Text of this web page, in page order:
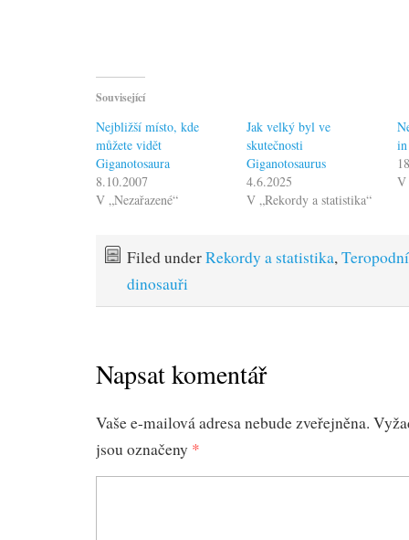
Související
Nejbližší místo, kde
můžete vidět
Giganotosaura
8.10.2007
V „Nezařazené“
Jak velký byl ve
skutečnosti
Giganotosaurus
4.6.2025
V „Rekordy a statistika“
V
Filed underRekordy a statistika, Teropodní
dinosauři
Napsat komentář
Vaše e-mailová adresa nebude zveřejněna.
jsou označeny *